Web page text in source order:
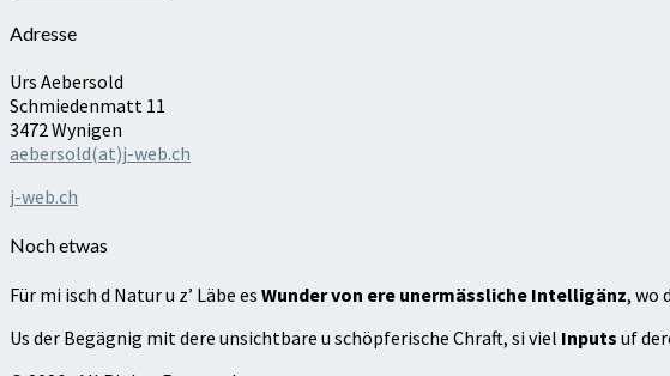
Adresse
Urs Aebersold
Schmiedenmatt 11
3472 Wynigen
aebersold(at)j-web.ch
j-web.ch
Noch etwas
Für mi isch d Natur u z’ Läbe es Wunder von ere unermässliche Intelligänz, wo
Us der Begägnig mit dere unsichtbare u schöpferische Chraft, si viel Inputs uf